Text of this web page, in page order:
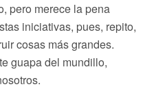
pero merece la pena
iniciativas, pues, repito,
cosas más grandes.
guapa del mundillo,